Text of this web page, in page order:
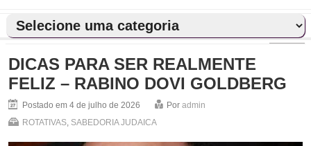
DICAS PARA SER REALMENTE
FELIZ – RABINO DOVI GOLDBERG
Postado em 4 de julho de 2026 Poradmin
ROTATIVAS, SABEDORIA JUDAICA